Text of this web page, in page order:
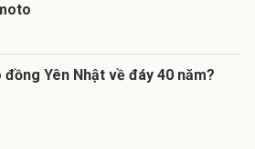
đồng Yên Nhật về đáy 40 năm?